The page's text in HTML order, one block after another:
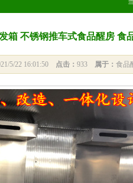
箱 不锈钢推车式食品醒房
5/22 16:01:50 点击： 933 属于： 食品